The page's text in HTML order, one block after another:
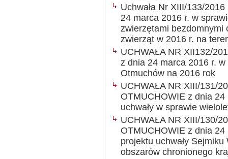
Uchwała Nr XIII/133/
24 marca 2016 r. w
zwierzętami bezdomnymi
zwierząt w 2016 r. na
UCHWAŁA NR XII132/
z dnia 24 marca 2016 r.
Otmuchów na 2016 rok
UCHWAŁA NR XIII/131/
OTMUCHOWIE z dnia
uchwały w sprawie
UCHWAŁA NR XIII/130/
OTMUCHOWIE z dnia
projektu uchwały
obszarów chronionego